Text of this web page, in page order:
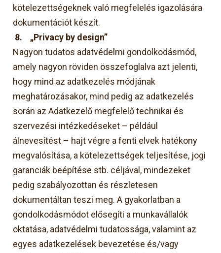
kötelezettségeknek való megfelelés igazolására
dokumentációt készít.
8. „Privacy by design”
Nagyon tudatos adatvédelmi gondolkodásmód,
amely nagyon röviden összefoglalva azt jelenti,
hogy mind az adatkezelés módjának
meghatározásakor, mind pedig az adatkezelés
során az Adatkezelő megfelelő technikai és
szervezési intézkedéseket – például
álnevesítést – hajt végre a fenti elvek hatékony
megvalósítása, a kötelezettségek teljesítése, jogi
garanciák beépítése stb. céljával, mindezeket
pedig szabályozottan és részletesen
dokumentáltan teszi meg. A gyakorlatban a
gondolkodásmódot elősegíti a munkavállalók
oktatása, adatvédelmi tudatossága, valamint az
egyes adatkezelések bevezetése és/vagy